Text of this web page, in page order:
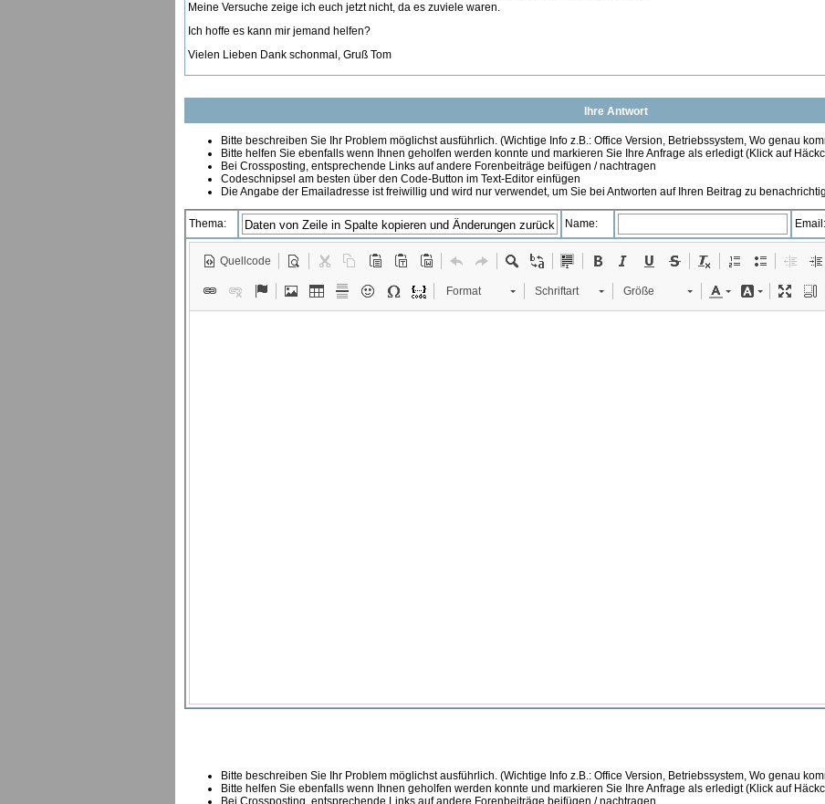
Meine Versuche zeige ich euch jetzt nicht, da es zuviele waren.
Ich hoffe es kann mir jemand helfen?
Vielen Lieben Dank schonmal, Gruß Tom
Ihre Antwort
Bitte beschreiben Sie Ihr Problem möglichst ausführlich. (Wichtige Info z.B.: Office Version, Betriebssystem, Wo genau
Bitte helfen Sie ebenfalls wenn Ihnen geholfen werden konnte und markieren Sie Ihre Anfrage als erledigt (Klick auf
Bei Crossposting, entsprechende Links auf andere Forenbeiträge beifügen / nachtragen
Codeschnipsel am besten über den Code-Button im Text-Editor einfügen
Die Angabe der Emailadresse ist freiwillig und wird nur verwendet, um Sie bei Antworten auf Ihren Beitrag zu
Thema: Name: Email:
Quellcode
Format Schriftart Größe
Bitte beschreiben Sie Ihr Problem möglichst ausführlich. (Wichtige Info z.B.: Office Version, Betriebssystem, Wo genau
Bitte helfen Sie ebenfalls wenn Ihnen geholfen werden konnte und markieren Sie Ihre Anfrage als erledigt (Klick auf
Bei Crossposting, entsprechende Links auf andere Forenbeiträge beifügen / nachtragen